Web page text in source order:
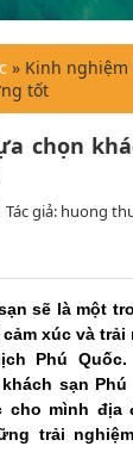
» Kinh nghiệm
tốt
chọn
Tác giả: huong
sẽ là một
xúc và trải
Phú
sạn
cho mình địa
trải